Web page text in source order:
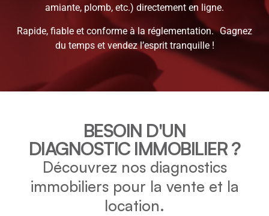
amiante, plomb, etc.) directement en ligne.
Rapide, fiable et conforme à la réglementation. Gagnez
du temps et vendez l’esprit tranquille !
BESOIN D'UN
DIAGNOSTIC IMMOBILIER ?
Découvrez nos diagnostics
immobiliers pour la vente et la
location.